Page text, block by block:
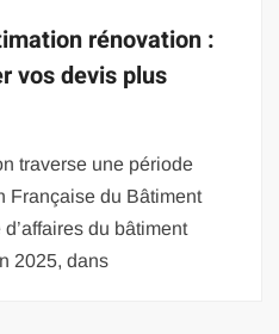
rénovation :
vos devis plus
traverse une période
Française du Bâtiment
du bâtiment
2025, dans